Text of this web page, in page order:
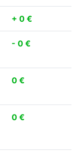
+ 0 €
- 0 €
0 €
0 €